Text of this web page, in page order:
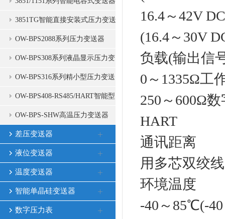
3851TG智能直接安装式压力变送
器
OW-BPS2088系列压力变送器
OW-BPS308系列液晶显示压力变
送器
OW-BPS316系列精小型压力变送
器
OW-BPS408-RS485/HART智能型
压力变送器
OW-BPS-SHW高温压力变送器
差压变送器
液位变送器
温度变送器
智能单晶硅变送器
数字压力表
16.4～42V
(16.4～30V
负载(输出信
0～1335Ω工
250～600Ω
HART
通讯距离
用多芯双绞
环境温度
-40～85℃(-40